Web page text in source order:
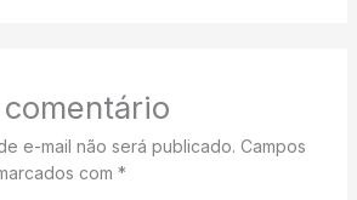
e-mail não será publicado. Campos
com *